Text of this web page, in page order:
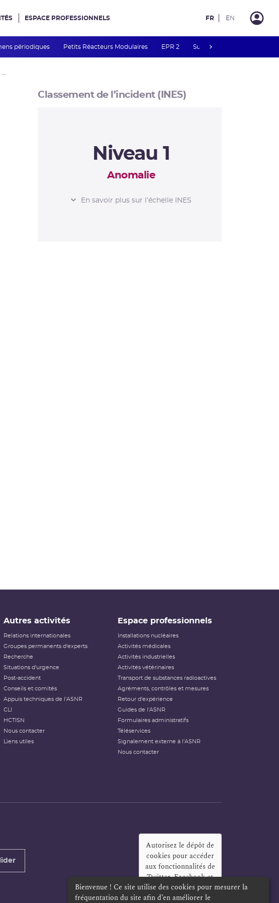
périodiques Petits Réacteurs Modulaires EPR 2 Surveillance des PFAS
ESPACE PROFESSIONNELS FR EN
Classement de l’incident (INES)
Niveau 1
Anomalie
L’ÉCHELLE INES
En savoir plus sur l’échelle INES
Autres activités
Relations internationales
Groupes permanents d'experts
Recherche
Situations d'urgence
Post-accident
Conseils et comités
Appuis techniques de l'ASNR
CLI
HCTISN
Nous contacter
Liens utiles
Espace professionnels
Installations nucléaires
Activités médicales
Activités industrielles
Activités vétérinaires
Transport de substances radioactives
Agréments, contrôles et mesures
Retour d'expérience
Guides de l'ASNR
Formulaires administratifs
Téléservices
Signalement externe à l'ASNR
Nous contacter
Autorisez le dépôt de
cookies pour accéder
aux fonctionnalités de
Twitter, Facebook et
LinkedIn?
Bienvenue ! Ce site utilise des cookies pour mesurer la
fréquentation du site afin d’en améliorer le